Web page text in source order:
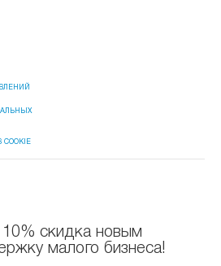
скидка новым
малого бизнеса!